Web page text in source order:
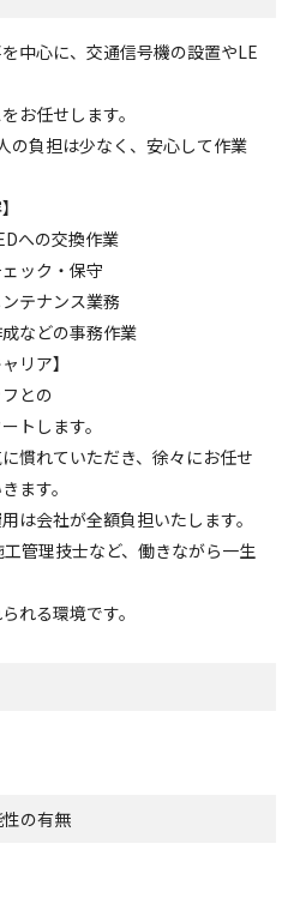
中心に、交通信号機の設置やLE
お任せします。
の負担は少なく、安心して作業
への交換作業
ック・保守
テナンス業務
などの事務作業
リア】
との
トします。
慣れていただき、徐々にお任せ
ます。
は会社が全額負担いたします。
管理技士など、働きながら一生
れる環境です。
の有無